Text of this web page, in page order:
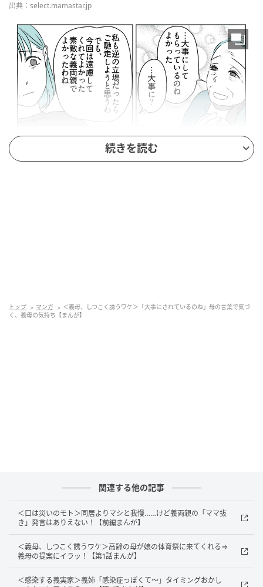
出典：select.mamastar.jp
出典：select.mamastar.jp
母に義両親が食事会を提案してくれていたことを話す
出典：select.mamastar.jp
家に帰ると、玄関前に義母がいて驚きました。
続きを読む
トップ マンガ
＜義母、しつこく誘うワケ＞「大事にされているのね」母の言葉で気づ
く、義母の気持ち【まんが】
関連する他の記事
＜口は災いのモト＞同居よりマシと我慢……けど義両親の「ママ抜
き」発言はありえない！【前編まんが】
＜義母、しつこく誘うワケ＞高齢の母が娘の体育祭に来てくれる⇒
義母の提案にイラッ！【第1話まんが】
＜感染する義実家＞義姉「感染症っぽくて～」タイミングおかし